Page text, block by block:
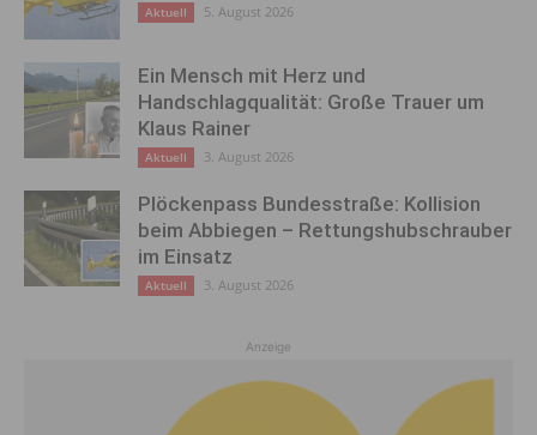
Aktuell 5. August 2026
Ein Mensch mit Herz und
Handschlagqualität: Große Trauer um
Klaus Rainer
Aktuell 3. August 2026
Plöckenpass Bundesstraße: Kollision
beim Abbiegen – Rettungshubschrauber
im Einsatz
Aktuell 3. August 2026
Anzeige